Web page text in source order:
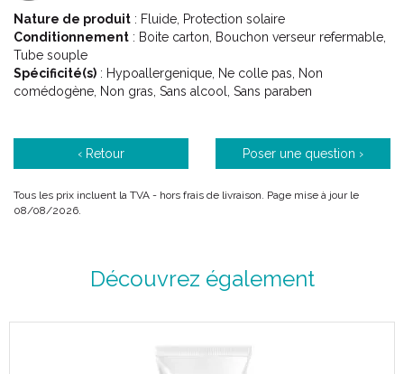
Visage.
Description :
Le Fluide HYSÉAC SPF50+ associe une protection solaire
Il dispose d' une très haute protection UVA-UVB grâce à un
nouveau complexe filtrant ultra–performant sans
Très hydratant, il détient des actifs limitant la déshydratation.
Il apporte un effet matifiant durable grâce à l’ extrait de
Nature de produit : Fluide, Protection solaire
Conditionnement : Boite carton, Bouchon verseur refermable,
Tube souple
Spécificité(s) : Hypoallergenique, Ne colle pas, Non
comédogène, Non gras, Sans alcool, Sans paraben
‹ Retour Poser une question ›
Tous les prix incluent la TVA - hors frais de livraison. Page mise à jour le
08/08/2026.
Découvrez également